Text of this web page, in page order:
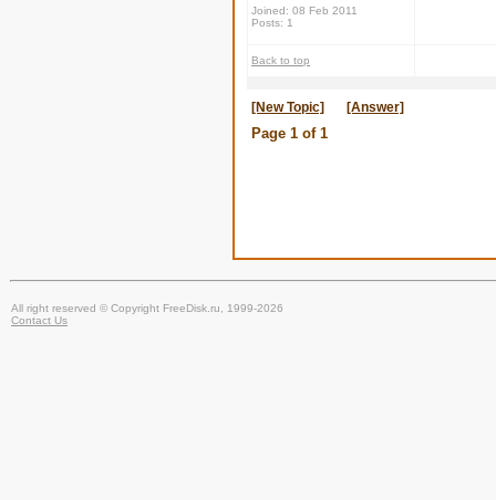
Joined: 08 Feb 2011
Posts: 1
Back to top
[New Topic] [Answer]
Page 1 of 1
All right reserved © Copyright FreeDisk.ru, 1999-2026
Contact Us